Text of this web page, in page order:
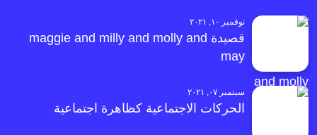
نوفمبر ١٠, ٢٠٢١
قصيدة maggie and milly and molly and
may
سبتمبر ٠٧, ٢٠٢١
الحركات الاجتماعية كظاهرة اجتماعية